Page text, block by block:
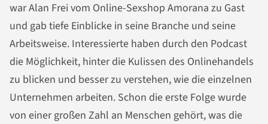
war Alan Frei vom Online-Sexshop Amorana zu Gast
und gab tiefe Einblicke in seine Branche und seine
Arbeitsweise. Interessierte haben durch den Podcast
die Möglichkeit, hinter die Kulissen des Onlinehandels
zu blicken und besser zu verstehen, wie die einzelnen
Unternehmen arbeiten. Schon die erste Folge wurde
von einer großen Zahl an Menschen gehört, was die